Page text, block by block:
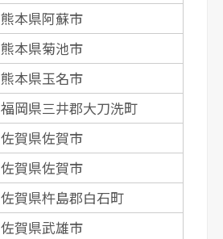
熊本県阿蘇市
熊本県菊池市
熊本県玉名市
福岡県三井郡大刀洗町
佐賀県佐賀市
佐賀県佐賀市
佐賀県杵島郡白石町
佐賀県武雄市